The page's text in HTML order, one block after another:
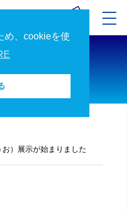
め、cookieを使
ス
一覧へ
）展示が始まりました